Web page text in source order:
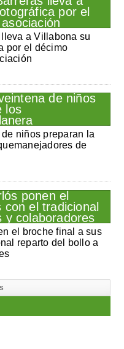
a Villabona su
por el décimo
niños preparan la
de
el broche final a sus
reparto del bollo a